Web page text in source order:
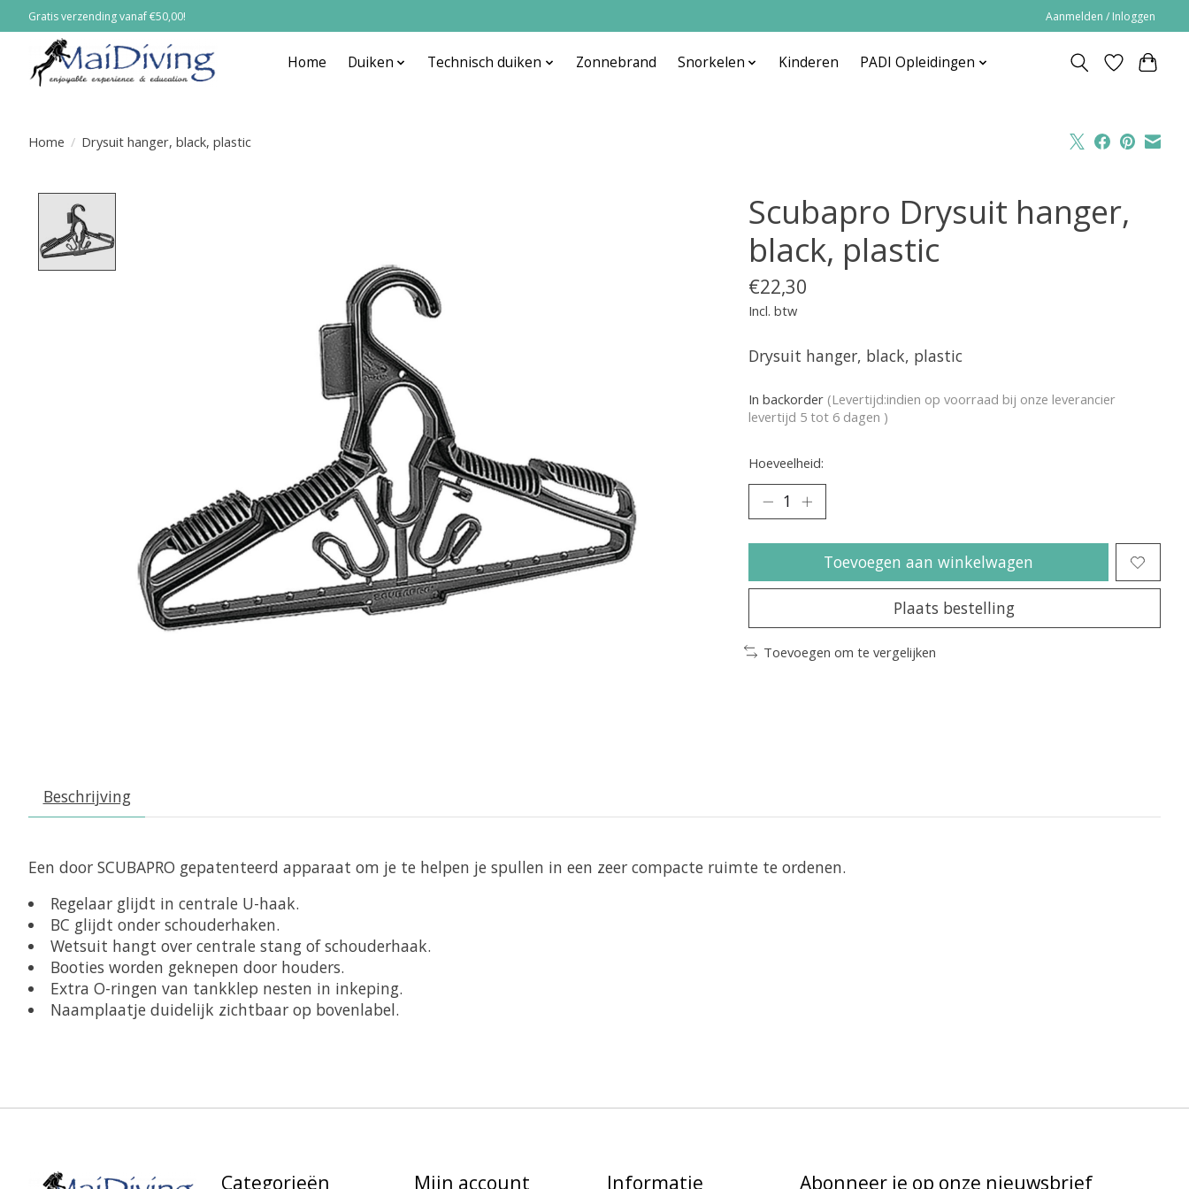
Gratis verzending vanaf €50,00! Aanmelden / Inloggen
Home Duiken Technisch duiken Zonnebrand Snorkelen Kinderen PADI Opleidingen
Home / Drysuit hanger, black, plastic
Scubapro Drysuit hanger,
black, plastic
€22,30
Incl. btw
Drysuit hanger, black, plastic
In backorder (Levertijd:indien op voorraad bij onze leverancier
levertijd 5 tot 6 dagen )
Hoeveelheid:
Toevoegen aan winkelwagen
Plaats bestelling
Toevoegen om te vergelijken
Beschrijving
Een door SCUBAPRO gepatenteerd apparaat om je te helpen je spullen in een zeer compacte ruimte te ordenen.
Regelaar glijdt in centrale U-haak.
BC glijdt onder schouderhaken.
Wetsuit hangt over centrale stang of schouderhaak.
Booties worden geknepen door houders.
Extra O-ringen van tankklep nesten in inkeping.
Naamplaatje duidelijk zichtbaar op bovenlabel.
Categorieën Mijn account Informatie Abonneer je op onze nieuwsbrief